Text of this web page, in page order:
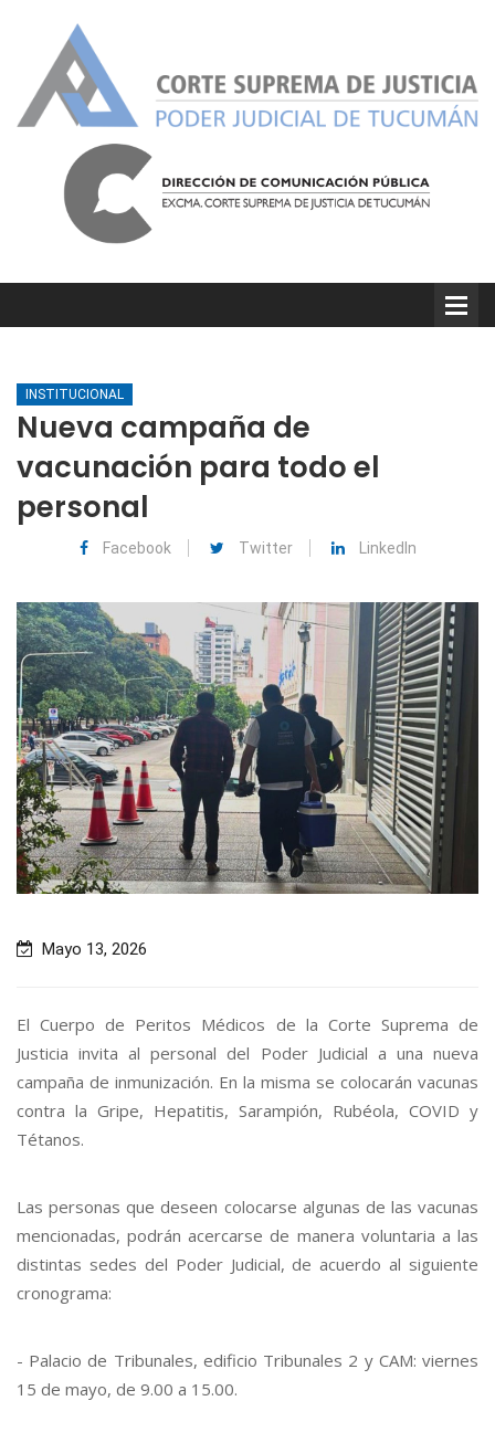
INSTITUCIONAL
Nueva campaña de
vacunación para todo el
personal
Facebook Twitter LinkedIn
Mayo 13, 2026
El Cuerpo de Peritos Médicos de la Corte Suprema de
Justicia invita al personal del Poder Judicial a una nueva
campaña de inmunización. En la misma se colocarán vacunas
contra la Gripe, Hepatitis, Sarampión, Rubéola, COVID y
Tétanos.
Las personas que deseen colocarse algunas de las vacunas
mencionadas, podrán acercarse de manera voluntaria a las
distintas sedes del Poder Judicial, de acuerdo al siguiente
cronograma:
- Palacio de Tribunales, edificio Tribunales 2 y CAM: viernes
15 de mayo, de 9.00 a 15.00.